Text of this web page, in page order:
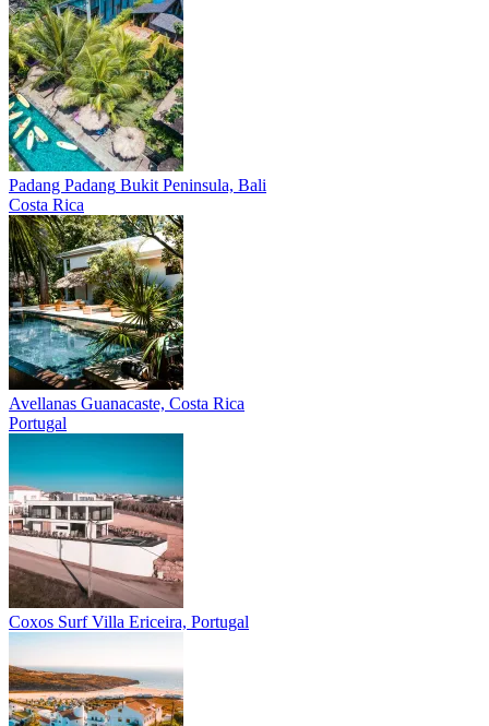
Padang Padang Bukit Peninsula, Bali
Costa Rica
Avellanas Guanacaste, Costa Rica
Portugal
Coxos Surf Villa Ericeira, Portugal